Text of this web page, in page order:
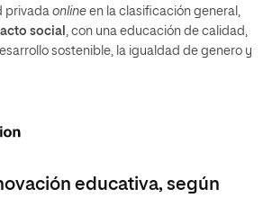
privada online en la clasificación general,
social , con una educación de calidad,
sostenible, la igualdad de genero y
educativa, según